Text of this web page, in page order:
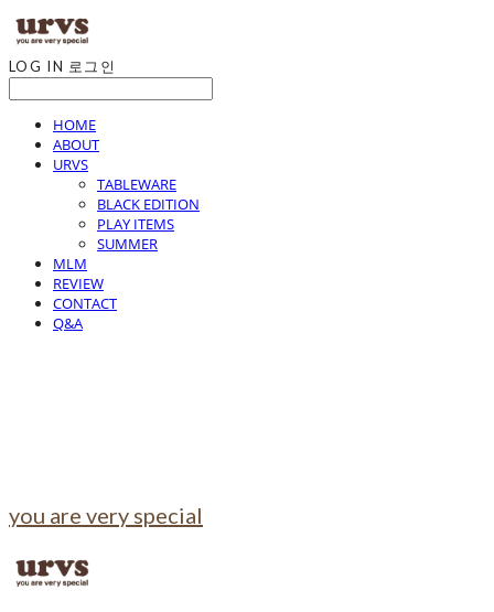
LOG IN 로그인
HOME
ABOUT
URVS
TABLEWARE
BLACK EDITION
PLAY ITEMS
SUMMER
MLM
REVIEW
CONTACT
Q&A
you are very special